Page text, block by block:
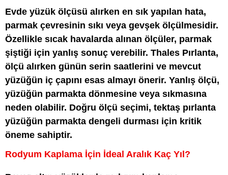
Evde yüzük ölçüsü alırken en sık yapılan hata,
parmak çevresinin sıkı veya gevşek ölçülmesidir.
Özellikle sıcak havalarda alınan ölçüler, parmak
şiştiği için yanlış sonuç verebilir. Thales Pırlanta,
ölçü alırken günün serin saatlerini ve mevcut
yüzüğün iç çapını esas almayı önerir. Yanlış ölçü,
yüzüğün parmakta dönmesine veya sıkmasına
neden olabilir. Doğru ölçü seçimi, tektaş pırlanta
yüzüğün parmakta dengeli durması için kritik
öneme sahiptir.
Rodyum Kaplama İçin İdeal Aralık Kaç Yıl?